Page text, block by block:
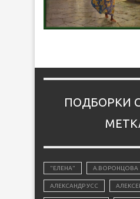
ПОДБОРКИ
"ЕЛЕНА" А.ВОРОНЦОВА
АЛЕКСАНДР УСС